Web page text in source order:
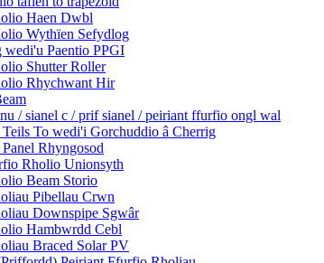
Haen Dwbl
Wythïen Sefydlog
Paentio PPGI
Shutter Roller
Rhychwant Hir
/ sianel c / prif sianel / peiriant ffurfio ongl wal
To wedi'i Gorchuddio â Cherrig
Rhyngosod
Rholio Unionsyth
Beam Storio
Pibellau Crwn
Downspipe Sgwâr
Hambwrdd Cebl
Braced Solar PV